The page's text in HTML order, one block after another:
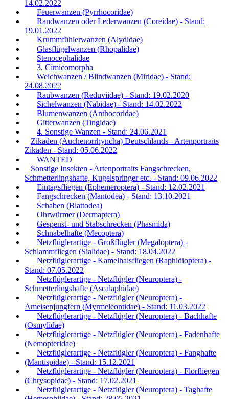
14.02.2022
Feuerwanzen (Pyrrhocoridae)
Randwanzen oder Lederwanzen (Coreidae) - Stand:
19.01.2022
Krummfühlerwanzen (Alydidae)
Glasflügelwanzen (Rhopalidae)
Stenocephalidae
3. Cimicomorpha
Weichwanzen / Blindwanzen (Miridae) - Stand:
24.08.2022
Raubwanzen (Reduviidae) - Stand: 19.02.2020
Sichelwanzen (Nabidae) - Stand: 14.02.2022
Blumenwanzen (Anthocoridae)
Gitterwanzen (Tingidae)
4. Sonstige Wanzen - Stand: 24.06.2021
Zikaden (Auchenorrhyncha) Deutschlands - Artenportraits
Zikaden - Stand: 05.06.2022
WANTED
Sonstige Insekten - Artenportraits Fangschrecken,
Schmetterlingshafte, Kugelspringer etc. - Stand: 09.06.2022
Eintagsfliegen (Ephemeroptera) - Stand: 12.02.2021
Fangschrecken (Mantodea) - Stand: 13.10.2021
Schaben (Blattodea)
Ohrwürmer (Dermaptera)
Gespenst- und Stabschrecken (Phasmida)
Schnabelhafte (Mecoptera)
Netzflüglerartige - Großflügler (Megaloptera) -
Schlammfliegen (Sialidae) - Stand: 18.04.2022
Netzflüglerartige - Kamelhalsfliegen (Raphidioptera) -
Stand: 07.05.2022
Netzflüglerartige - Netzflügler (Neuroptera) -
Schmetterlingshafte (Ascalaphidae)
Netzflüglerartige - Netzflügler (Neuroptera) -
Ameisenjungfern (Myrmeleontidae) - Stand: 11.03.2022
Netzflüglerartige - Netzflügler (Neuroptera) - Bachhafte
(Osmylidae)
Netzflüglerartige - Netzflügler (Neuroptera) - Fadenhafte
(Nemopteridae)
Netzflüglerartige - Netzflügler (Neuroptera) - Fanghafte
(Mantispidae) - Stand: 15.12.2021
Netzflüglerartige - Netzflügler (Neuroptera) - Florfliegen
(Chrysopidae) - Stand: 17.02.2021
Netzflüglerartige - Netzflügler (Neuroptera) - Taghafte